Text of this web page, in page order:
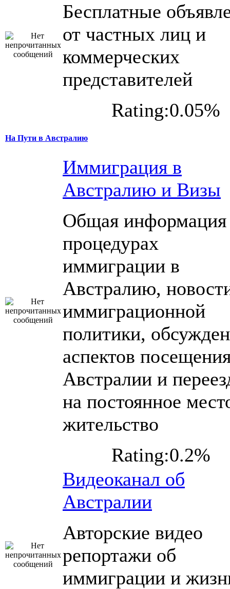
Бесплатные
от частных лиц и
коммерческих
представителей
Rating:0.05%
На Пути в Австралию
Иммиграция в
Австралию и Визы
Общая информация
процедурах
иммиграции в
Австралию,
иммиграционной
политики,
аспектов
Австралии и
на постоянное
жительство
Rating:0.2%
Видеоканал об
Австралии
Авторские видео
репортажи об
иммиграции и